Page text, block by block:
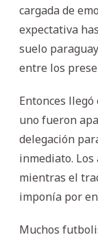
cargada de
expectativa
suelo
entre los
Entonces
uno fueron
delegación
inmediato.
mientras el
imponía por
Muchos